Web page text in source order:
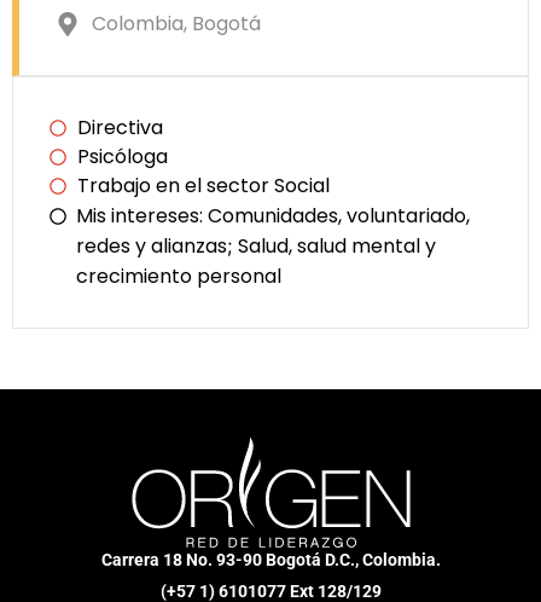
Colombia, Bogotá
Directiva
Psicóloga
Trabajo en el sector Social
Mis intereses: Comunidades, voluntariado,
redes y alianzas; Salud, salud mental y
crecimiento personal
Carrera 18 No. 93-90 Bogotá D.C., Colombia.
(+57 1) 6101077 Ext 128/129